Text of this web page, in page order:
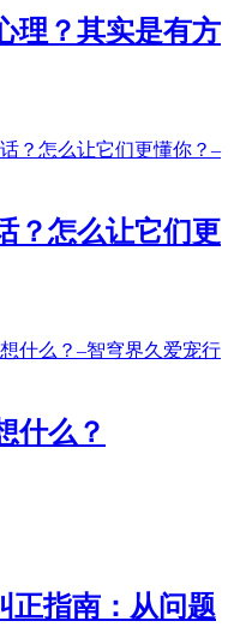
理？其实是有方
？怎么让它们更
什么？
正指南：从问题